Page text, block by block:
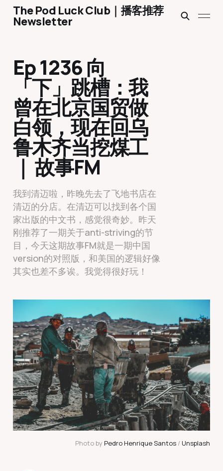
The Pod Luck Club｜播客推荐
Newsletter
Ep 1236 向
「下」跳槽：我
曾在北京国贸做
白领，现在回乌
鲁木齐当挖煤工
｜ 故事FM
我到清迈啦，昨晚先去了飞地书店在
清迈的分店。在清迈可以找到各个国
家出版的中文书，感觉很奇妙。昨天
刚推荐了一期关于anti-striving的节
目，今天这期故事FM就是一期中国
version的对照版，和美国的逻辑好像
其实也差不多诶。我觉得很好玩！
Photo by Pedro Henrique Santos / Unsplash